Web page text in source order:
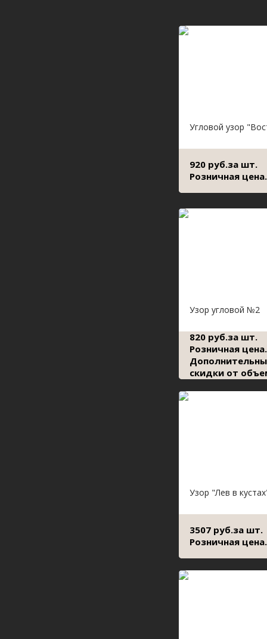
Угловой узор
920 руб.за шт.
Розничная цена.
Узор угловой №2
820 руб.за шт.
Розничная цена.
скидки от
Узор "Лев в
3507 руб.за шт.
Розничная цена.